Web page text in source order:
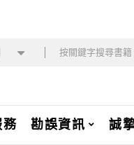
務 勘誤資訊 誠